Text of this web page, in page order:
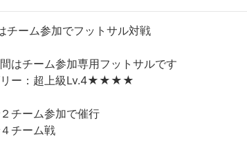
チーム参加でフットサル対戦
はチーム参加専用フットサルです
リー：超上級Lv.4★★★★
チーム参加で催行
チーム戦